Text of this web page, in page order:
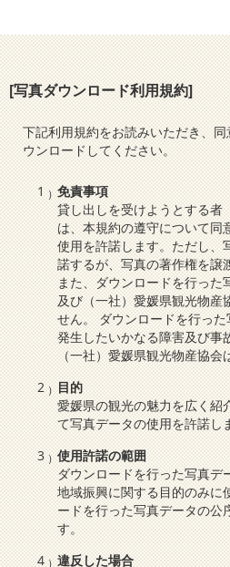
[写真ダウンロード利用規約]
下記利用規約をお読みいただき、
ウンロードしてください。
免責事項
貸し出しを受けようとする者
は、本規約の遵守について同
使用を許諾します。ただし、
諾するが、写真の著作権を譲
また、ダウンロードを行っ
及び（一社）愛媛県観光物産
せん。 ダウンロードを行っ
発生したいかなる障害及び事
（一社）愛媛県観光物産協会
目的
愛媛県の観光の魅力を広く紹
て写真データの使用を許諾し
使用許諾の範囲
ダウンロードを行った写真デ
地域振興に関する目的のみに
ードを行った写真データの公
す。
違反した場合